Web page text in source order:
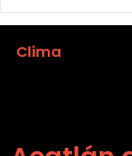
Clima